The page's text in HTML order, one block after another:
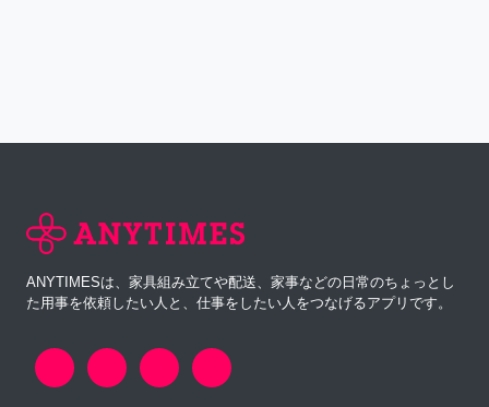
ANYTIMESは、家具組み立てや配送、家事などの日常のちょっとし
た用事を依頼したい人と、仕事をしたい人をつなげるアプリです。